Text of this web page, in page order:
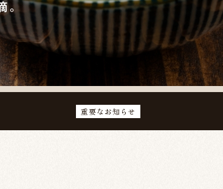
重要なお知らせ